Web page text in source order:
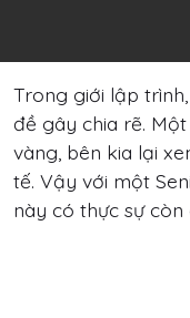
Trong giới lập
đề gây chia rẽ.
vàng, bên kia lại
tế. Vậy với một
này có thực sự còn